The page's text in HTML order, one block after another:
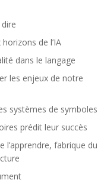
de l’IA
dans le langage
les enjeux de notre
systèmes de symboles
prédit leur succès
l’apprendre, fabrique du